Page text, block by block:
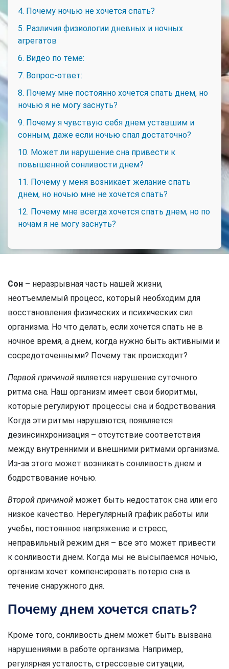
4. Почему ночью не хочется спать?
5. Различия физиологии дневных и ночных
агрегатов
6. Видео по теме:
7. Вопрос-ответ:
8. Почему мне постоянно хочется спать днем, но
ночью я не могу заснуть?
9. Почему я чувствую себя днем уставшим и
сонным, даже если ночью спал достаточно?
10. Может ли нарушение сна привести к
повышенной сонливости днем?
11. Почему у меня возникает желание спать
днем, но ночью мне не хочется спать?
12. Почему мне всегда хочется спать днем, но по
ночам я не могу заснуть?
Сон – неразрывная часть нашей жизни,
неотъемлемый процесс, который необходим для
восстановления физических и психических сил
организма. Но что делать, если хочется спать не в
ночное время, а днем, когда нужно быть активными и
сосредоточенными? Почему так происходит?
Первой причиной является нарушение суточного
ритма сна. Наш организм имеет свои биоритмы,
которые регулируют процессы сна и бодрствования.
Когда эти ритмы нарушаются, появляется
дезинсинхронизация – отсутствие соответствия
между внутренними и внешними ритмами организма.
Из-за этого может возникать сонливость днем и
бодрствование ночью.
Второй причиной может быть недостаток сна или его
низкое качество. Нерегулярный график работы или
учебы, постоянное напряжение и стресс,
неправильный режим дня – все это может привести
к сонливости днем. Когда мы не высыпаемся ночью,
организм хочет компенсировать потерю сна в
течение снаружного дня.
Почему днем хочется спать?
Кроме того, сонливость днем может быть вызвана
нарушениями в работе организма. Например,
регулярная усталость, стрессовые ситуации,